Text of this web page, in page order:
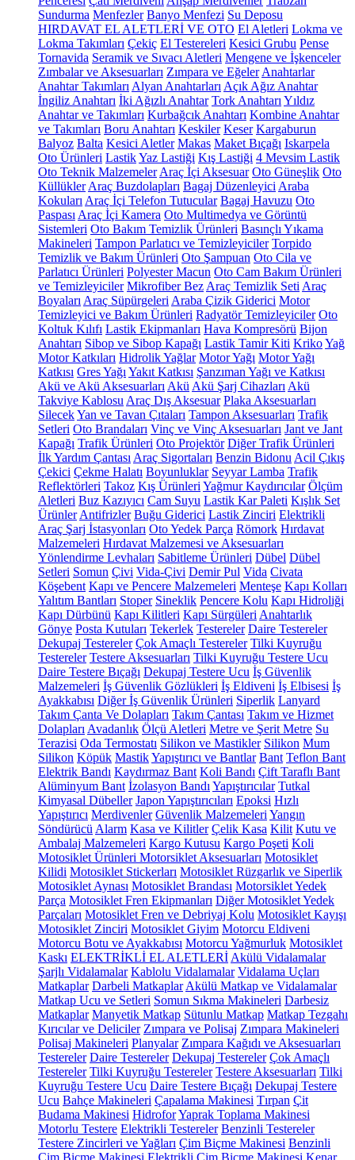
Sundurma Menfezler Banyo Menfezi Su Deposu
HIRDAVAT EL ALETLERİ VE OTO El Aletleri Lokma ve
Lokma Takımları Çekiç El Testereleri Kesici Grubu Pense
Tornavida Seramik ve Sıvacı Aletleri Mengene ve İşkenceler
Zımbalar ve Aksesuarları Zımpara ve Eğeler Anahtarlar
Anahtar Takımları Alyan Anahtarları Açık Ağız Anahtar
İngiliz Anahtarı İki Ağızlı Anahtar Tork Anahtarı Yıldız
Anahtar ve Takımları Kurbağcık Anahtarı Kombine Anahtar
ve Takımları Boru Anahtarı Keskiler Keser Kargaburun
Balyoz Balta Kesici Aletler Makas Maket Bıçağı Iskarpela
Oto Ürünleri LastikYaz Lastiği Kış Lastiği 4 Mevsim Lastik
Oto Teknik Malzemeler Araç İçi Aksesuar Oto Güneşlik Oto
Küllükler Araç Buzdolapları Bagaj Düzenleyici Araba
Kokuları Araç İçi Telefon Tutucular Bagaj Havuzu Oto
Paspası Araç İçi Kamera Oto Multimedya ve Görüntü
Sistemleri Oto Bakım Temizlik Ürünleri Basınçlı Yıkama
Makineleri Tampon Parlatıcı ve Temizleyiciler Torpido
Temizlik ve Bakım Ürünleri Oto Şampuan Oto Cila ve
Parlatıcı Ürünleri Polyester Macun Oto Cam Bakım Ürünleri
ve Temizleyiciler Mikrofiber Bez Araç Temizlik Seti Araç
Boyaları Araç Süpürgeleri Araba Çizik Giderici Motor
Temizleyici ve Bakım Ürünleri Radyatör Temizleyiciler Oto
Koltuk Kılıfı Lastik Ekipmanları Hava Kompresörü Bijon
Anahtarı Sibop ve Sibop Kapağı Lastik Tamir Kiti KrikoYağ
Motor Katkıları Hidrolik Yağlar Motor Yağı Motor Yağı
Katkısı Gres Yağı Yakıt Katkısı Şanzıman Yağı ve Katkısı
Akü ve Akü Aksesuarları Akü Akü Şarj Cihazları Akü
Takviye Kablosu Araç Dış Aksesuar Plaka Aksesuarları
SilecekYan ve Tavan Çıtaları Tampon Aksesuarları Trafik
Setleri Oto Brandaları Vinç ve Vinç Aksesuarları Jant ve Jant
Kapağı Trafik Ürünleri Oto Projektör Diğer Trafik Ürünleri
İlk Yardım Çantası Araç Sigortaları Benzin Bidonu Acil Çıkış
Çekici Çekme Halatı Boyunluklar Seyyar Lamba Trafik
Reflektörleri Takoz Kış Ürünleri Yağmur Kaydırıcılar Ölçüm
Aletleri Buz Kazıyıcı Cam Suyu Lastik Kar Paleti Kışlık Set
Ürünler Antifrizler Buğu Giderici Lastik Zinciri Elektrikli
Araç Şarj İstasyonları Oto Yedek Parça Römork Hırdavat
Malzemeleri Hırdavat Malzemesi ve Aksesuarları
Yönlendirme Levhaları Sabitleme Ürünleri Dübel Dübel
Setleri Somun Çivi Vida-Çivi Demir Pul Vida Civata
Köşebent Kapı ve Pencere Malzemeleri Menteşe Kapı Kolları
Yalıtım Bantları Stoper Sineklik Pencere Kolu Kapı Hidroliği
Kapı Dürbünü Kapı Kilitleri Kapı Sürgüleri Anahtarlık
Gönye Posta Kutuları Tekerlek Testereler Daire Testereler
Dekupaj Testereler Çok Amaçlı Testereler Tilki Kuyruğu
Testereler Testere Aksesuarları Tilki Kuyruğu Testere Ucu
Daire Testere Bıçağı Dekupaj Testere Ucu İş Güvenlik
Malzemeleri İş Güvenlik Gözlükleri İş Eldiveni İş Elbisesi İş
Ayakkabısı Diğer İş Güvenlik Ürünleri Siperlik Lanyard
Takım Çanta Ve Dolapları Takım Çantası Takım ve Hizmet
Dolapları Avadanlık Ölçü Aletleri Metre ve Şerit Metre Su
Terazisi Oda Termostatı Silikon ve Mastikler Silikon Mum
Silikon Köpük MastikYapıştırıcı ve Bantlar Bant Teflon Bant
Elektrik Bandı Kaydırmaz Bant Koli Bandı Çift Taraflı Bant
Alüminyum Bant İzolasyon Bandı Yapıştırıcılar Tutkal
Kimyasal Dübeller Japon Yapıştırıcıları Epoksi Hızlı
Yapıştırıcı Merdivenler Güvenlik Malzemeleri Yangın
Söndürücü Alarm Kasa ve Kilitler Çelik Kasa Kilit Kutu ve
Ambalaj Malzemeleri Kargo Kutusu Kargo Poşeti Koli
Motosiklet Ürünleri Motorsiklet Aksesuarları Motosiklet
Kilidi Motosiklet Stickerları Motosiklet Rüzgarlık ve Siperlik
Motosiklet Aynası Motosiklet Brandası Motorsiklet Yedek
Parça Motosiklet Fren Ekipmanları Diğer Motosiklet Yedek
Parçaları Motosiklet Fren ve Debriyaj Kolu Motosiklet Kayışı
Motosiklet Zinciri Motosiklet Giyim Motorcu Eldiveni
Motorcu Botu ve Ayakkabısı Motorcu Yağmurluk Motosiklet
Kaskı ELEKTRİKLİ EL ALETLERİ Akülü Vidalamalar
Şarjlı Vidalamalar Kablolu Vidalamalar Vidalama Uçları
Matkaplar Darbeli Matkaplar Akülü Matkap ve Vidalamalar
Matkap Ucu ve Setleri Somun Sıkma Makineleri Darbesiz
Matkaplar Manyetik Matkap Sütunlu Matkap Matkap Tezgahı
Kırıcılar ve Deliciler Zımpara ve Polisaj Zımpara Makineleri
Polisaj Makineleri Planyalar Zımpara Kağıdı ve Aksesuarları
Testereler Daire Testereler Dekupaj Testereler Çok Amaçlı
Testereler Tilki Kuyruğu Testereler Testere Aksesuarları Tilki
Kuyruğu Testere Ucu Daire Testere Bıçağı Dekupaj Testere
Ucu Bahçe Makineleri Çapalama Makinesi Tırpan Çit
Budama Makinesi HidroforYaprak Toplama Makinesi
Motorlu Testere Elektrikli Testereler Benzinli Testereler
Testere Zincirleri ve Yağları Çim Biçme Makinesi Benzinli
Çim Biçme Makinesi Elektrikli Çim Biçme Makinesi Kenar